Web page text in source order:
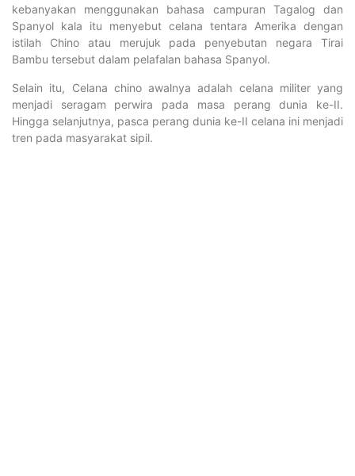
kebanyakan menggunakan bahasa campuran Tagalog dan
Spanyol kala itu menyebut celana tentara Amerika dengan
istilah Chino atau merujuk pada penyebutan negara Tirai
Bambu tersebut dalam pelafalan bahasa Spanyol.
Selain itu, Celana chino awalnya adalah celana militer yang
menjadi seragam perwira pada masa perang dunia ke-II.
Hingga selanjutnya, pasca perang dunia ke-II celana ini menjadi
tren pada masyarakat sipil.